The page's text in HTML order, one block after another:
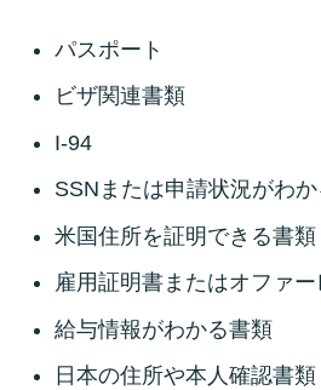
パスポート
ビザ関連書類
I-94
SSNまたは申請状況がわ
米国住所を証明できる書類
雇用証明書またはオファー
給与情報がわかる書類
日本の住所や本人確認書類